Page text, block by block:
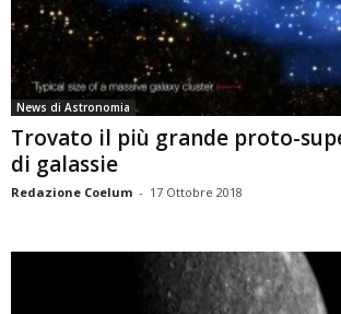
News di Astronomia
Trovato il più grande proto-
di galassie
Redazione Coelum - 17 Ottobre 2018